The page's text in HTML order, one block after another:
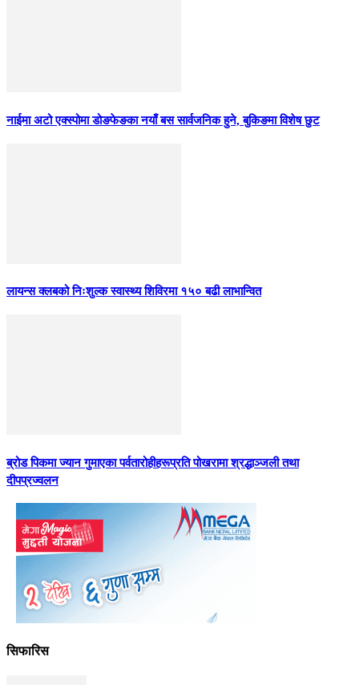
नाईमा अटो एक्स्पोमा डोङफेङका नयाँ बस सार्वजनिक हुने, बुकिङमा विशेष छुट
लायन्स क्लबको निःशुल्क स्वास्थ्य शिविरमा १५० बढी लाभान्वित
ब्रोड पिकमा ज्यान गुमाएका पर्वतारोहीहरूप्रति पोखरामा श्रद्धाञ्जली तथा
दीपप्रज्वलन
सिफारिस